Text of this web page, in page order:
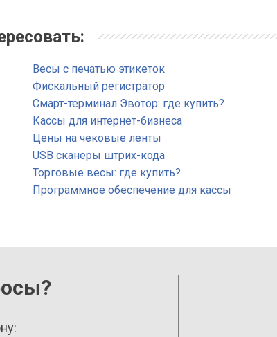
Весы с печатью этикеток
Фискальный регистратор
Смарт-терминал Эвотор: где купить?
Кассы для интернет-бизнеса
Цены на чековые ленты
USB сканеры штрих-кода
Торговые весы: где купить?
Программное обеспечение для кассы
.